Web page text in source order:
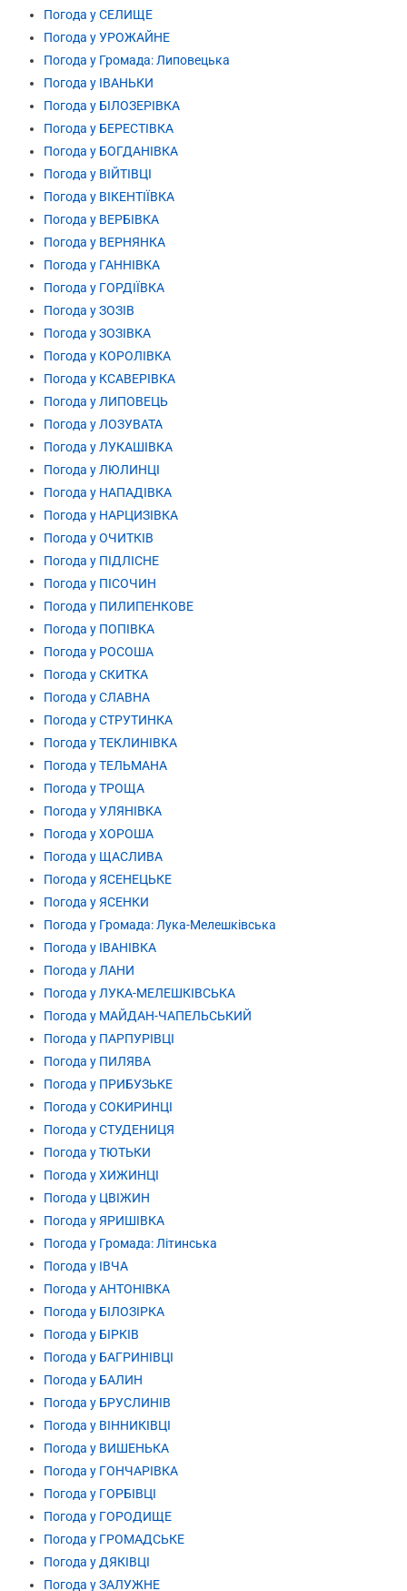
Погода у СЕЛИЩЕ
Погода у УРОЖАЙНЕ
Погода у Громада: Липовецька
Погода у ІВАНЬКИ
Погода у БІЛОЗЕРІВКА
Погода у БЕРЕСТІВКА
Погода у БОГДАНІВКА
Погода у ВІЙТІВЦІ
Погода у ВІКЕНТІЇВКА
Погода у ВЕРБІВКА
Погода у ВЕРНЯНКА
Погода у ГАННІВКА
Погода у ГОРДІЇВКА
Погода у ЗОЗІВ
Погода у ЗОЗІВКА
Погода у КОРОЛІВКА
Погода у КСАВЕРІВКА
Погода у ЛИПОВЕЦЬ
Погода у ЛОЗУВАТА
Погода у ЛУКАШІВКА
Погода у ЛЮЛИНЦІ
Погода у НАПАДІВКА
Погода у НАРЦИЗІВКА
Погода у ОЧИТКІВ
Погода у ПІДЛІСНЕ
Погода у ПІСОЧИН
Погода у ПИЛИПЕНКОВЕ
Погода у ПОПІВКА
Погода у РОСОША
Погода у СКИТКА
Погода у СЛАВНА
Погода у СТРУТИНКА
Погода у ТЕКЛИНІВКА
Погода у ТЕЛЬМАНА
Погода у ТРОЩА
Погода у УЛЯНІВКА
Погода у ХОРОША
Погода у ЩАСЛИВА
Погода у ЯСЕНЕЦЬКЕ
Погода у ЯСЕНКИ
Погода у Громада: Лука-Мелешківська
Погода у ІВАНІВКА
Погода у ЛАНИ
Погода у ЛУКА-МЕЛЕШКІВСЬКА
Погода у МАЙДАН-ЧАПЕЛЬСЬКИЙ
Погода у ПАРПУРІВЦІ
Погода у ПИЛЯВА
Погода у ПРИБУЗЬКЕ
Погода у СОКИРИНЦІ
Погода у СТУДЕНИЦЯ
Погода у ТЮТЬКИ
Погода у ХИЖИНЦІ
Погода у ЦВІЖИН
Погода у ЯРИШІВКА
Погода у Громада: Літинська
Погода у ІВЧА
Погода у АНТОНІВКА
Погода у БІЛОЗІРКА
Погода у БІРКІВ
Погода у БАГРИНІВЦІ
Погода у БАЛИН
Погода у БРУСЛИНІВ
Погода у ВІННИКІВЦІ
Погода у ВИШЕНЬКА
Погода у ГОНЧАРІВКА
Погода у ГОРБІВЦІ
Погода у ГОРОДИЩЕ
Погода у ГРОМАДСЬКЕ
Погода у ДЯКІВЦІ
Погода у ЗАЛУЖНЕ